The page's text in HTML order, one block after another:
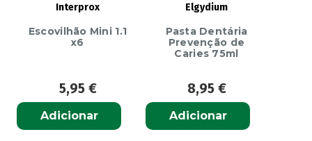
Interprox
Escovilhão Mini 1.1
x6
5,95 €
Adicionar
Elgydium
Pasta Dentária
Prevenção de
Caries 75ml
8,95 €
Adicionar